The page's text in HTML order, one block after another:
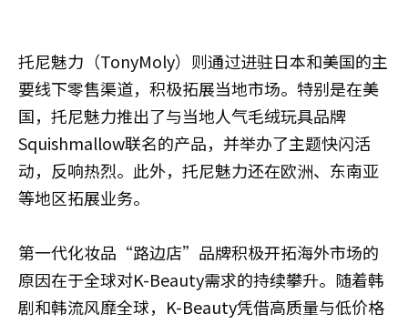
托尼魅力（TonyMoly）则通过进驻日本和美国的主
要线下零售渠道，积极拓展当地市场。特别是在美
国，托尼魅力推出了与当地人气毛绒玩具品牌
Squishmallow联名的产品，并举办了主题快闪活
动，反响热烈。此外，托尼魅力还在欧洲、东南亚
等地区拓展业务。
第一代化妆品“路边店”品牌积极开拓海外市场的
原因在于全球对K-Beauty需求的持续攀升。随着韩
剧和韩流风靡全球，K-Beauty凭借高质量与低价格